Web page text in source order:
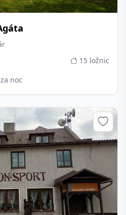
15 ložnic
noc